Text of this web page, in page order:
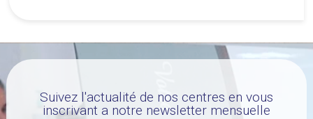
Suivez l'actualité de nos centres en vous
inscrivant a notre newsletter mensuelle